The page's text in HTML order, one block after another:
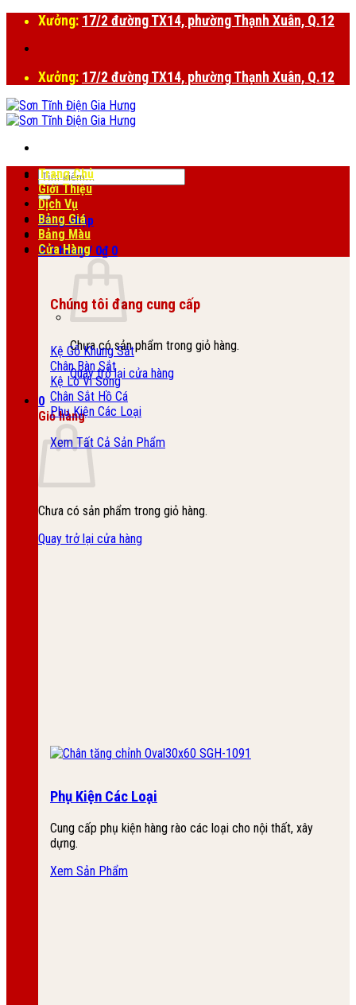
Xưởng: 17/2 đường TX14, phường Thạnh Xuân, Q.12
Xưởng: 17/2 đường TX14, phường Thạnh Xuân, Q.12
Tìm
kiếm:
Đăng nhập
Giỏ hàng / 0₫ 0
Chưa có sản phẩm trong giỏ hàng.
Quay trở lại cửa hàng
0
Giỏ hàng
Chưa có sản phẩm trong giỏ hàng.
Quay trở lại cửa hàng
Trang Chủ
Giới Thiệu
Dịch Vụ
Bảng Giá
Bảng Màu
Cửa Hàng
Chúng tôi đang cung cấp
Kệ Gỗ Khung Sắt
Chân Bàn Sắt
Kệ Lò Vi Sóng
Chân Sắt Hồ Cá
Phụ Kiện Các Loại
Xem Tất Cả Sản Phẩm
Phụ Kiện Các Loại
Cung cấp phụ kiện hàng rào các loại cho nội thất, xây
dựng.
Xem Sản Phẩm